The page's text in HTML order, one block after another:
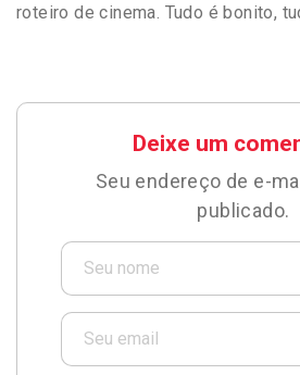
roteiro de cinema. Tudo é bonito,
Deixe um
Seu endereço de e-
publicado.